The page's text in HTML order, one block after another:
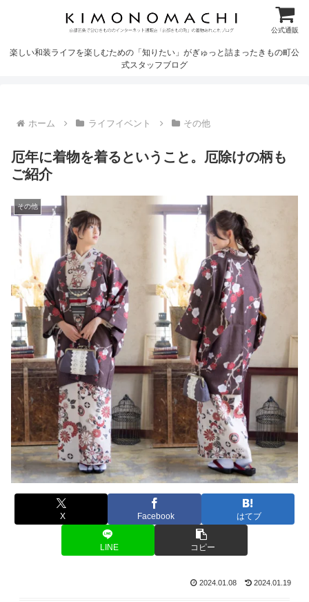
公式通販
楽しい和装ライフを楽しむための「知りたい」がぎゅっと詰まったきもの町公
式スタッフブログ
ホーム ライフイベント その他
厄年に着物を着るということ。厄除けの柄も
ご紹介
その他
X Facebook はてブ
LINE コピー
2024.01.08 2024.01.19